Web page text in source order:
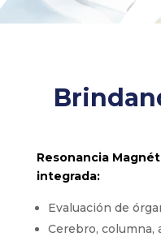
Resonancia
integrada:
Evaluación de
Cerebro, columna,